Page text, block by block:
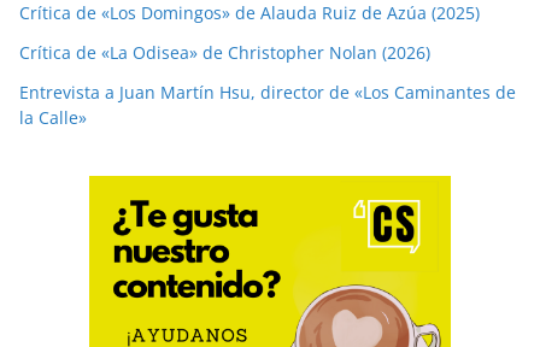
Crítica de «Los Domingos» de Alauda Ruiz de Azúa (2025)
Crítica de «La Odisea» de Christopher Nolan (2026)
Entrevista a Juan Martín Hsu, director de «Los Caminantes de
la Calle»